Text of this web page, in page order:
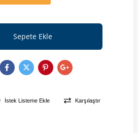
İstek Listeme Ekle Karşılaştır